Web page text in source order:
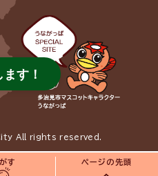
す ページの先頭
All rights reserved.
す！